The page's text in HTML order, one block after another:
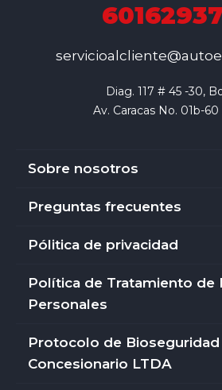
Diag. 117 # 45 -30,
Av. Caracas No. 01b-
Sobre nosotros
Preguntas frecuentes
Pólitica de privacidad
Política de Tratamiento de
Personales
Protocolo de
Concesionario LTDA